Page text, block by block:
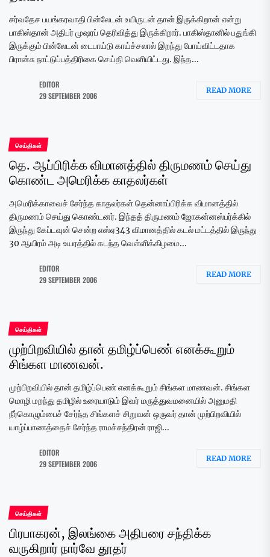
சர்வதேச பயங்கரவாதி பின்லேடன் உயிருடன் தான் இருக்கிறான் என்று
பாகிஸ்தான் அதிபர் முஷரப் தெரிவித்து இருக்கிறார். பாகிஸ்தானில் பதுங்கி
இருக்கும் பின்லேடன் டைபாய்டு காய்ச்சலால் இறந்து போய்விட்டதாக
பிரான்சு நாட்டுப்பத்திரிகை செய்தி வெளியிட்டது. இந்த...
EDITOR
29 SEPTEMBER 2006
READ MORE
செய்திகள்
தெ. ஆப்பிரிக்க விமானத்தில் திருமணம் செய்து
கொண்ட அமெரிக்க காதலர்கள்
அமெரிக்காவைச் சேர்ந்த காதலர்கள் தென்னாப்பிரிக்க விமானத்தில்
திருமணம் செய்து கொண்டனர். இந்தத் திருமணம் ஜோகன்னஸ்பர்க்கில்
இருந்து கேப்டவுன் சென்ற எஸ்ஏ343 விமானத்தில் கடல் மட்டத்தில் இருந்து
30 ஆயிரம் அடி உயரத்தில் கடந்த வெள்ளிக்கிழமை...
EDITOR
29 SEPTEMBER 2006
READ MORE
செய்திகள்
முற்பிறவியில் தான் தமிழ்ப்பெண் எனக்கூறும்
சிங்கள மாணவன்.
முற்பிறவியில் தான் தமிழ்ப்பெண் எனக்கூறும் சிங்கள மாணவன். சிங்கள
மொழி மறந்து தமிழில் உரையாடும் இவர் மருத்துவமனையில் அனுமதி
நீர்கொழும்பைச் சேர்ந்த சிங்களச் சிறுவன் ஒருவர் தான் முற்பிறவியில்
யாழ்ப்பாணத்தைச் சேர்ந்த ராமச்சந்திரன் ராஜி...
EDITOR
29 SEPTEMBER 2006
READ MORE
செய்திகள்
பிரபாகரன், இலங்கை அதிபரை சந்திக்க
வருகிறார் நார்வே தூதர்